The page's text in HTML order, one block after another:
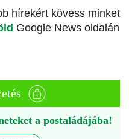
hírekért kövess minket
Google News oldalán
a postaládájába!